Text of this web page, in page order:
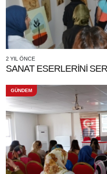
2 YIL ÖNCE
SANAT ESERLERİNİ
GÜNDEM